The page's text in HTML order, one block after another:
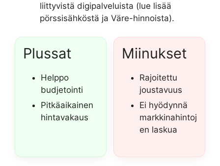
liittyvistä digipalveluista (lue lisää
pörssisähköstä ja Väre-hinnoista).
Plussat
Helppo
budjetointi
Pitkäaikainen
hintavakaus
Miinukset
Rajoitettu
joustavuus
Ei hyödynnä
markkinahintoj
en laskua